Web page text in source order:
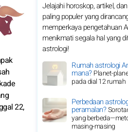
22,
Jelajahi horoskop, artikel,
paling populer yang
memperkaya pengetahuan
menikmati segala hal yang
astrologi!
Rumah astrologi
mana?Planet-
pada dial 12 rumah
Perbedaan
peramalan?
yang
masing-masing